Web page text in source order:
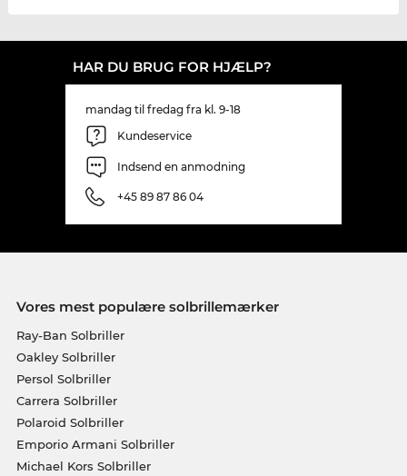
HAR DU BRUG FOR HJÆLP?
mandag til fredag fra kl. 9-18
Kundeservice
Indsend en anmodning
+45 89 87 86 04
Vores mest populære solbrillemærker
Ray-Ban Solbriller
Oakley Solbriller
Persol Solbriller
Carrera Solbriller
Polaroid Solbriller
Emporio Armani Solbriller
Michael Kors Solbriller